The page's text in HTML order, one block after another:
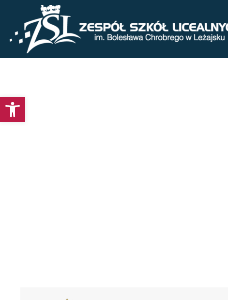
Otwórz pasek narzędzi